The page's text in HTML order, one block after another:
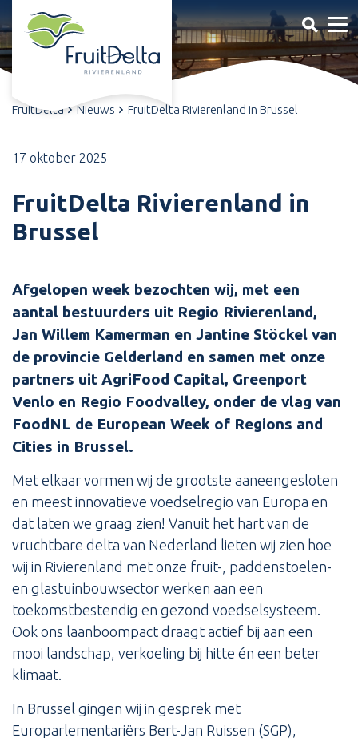
FruitDelta Nieuws FruitDelta Rivierenland in Brussel
17 oktober 2025
FruitDelta Rivierenland in
Brussel
Afgelopen week bezochten wij, met een
aantal bestuurders uit Regio Rivierenland,
Jan Willem Kamerman en Jantine Stöckel van
de provincie Gelderland en samen met onze
partners uit AgriFood Capital, Greenport
Venlo en Regio Foodvalley, onder de vlag van
FoodNL de European Week of Regions and
Cities in Brussel.
Met elkaar vormen wij de grootste aaneengesloten
en meest innovatieve voedselregio van Europa en
dat laten we graag zien! Vanuit het hart van de
vruchtbare delta van Nederland lieten wij zien hoe
wij in Rivierenland met onze fruit-, paddenstoelen-
en glastuinbouwsector werken aan een
toekomstbestendig en gezond voedselsysteem.
Ook ons laanboompact draagt actief bij aan een
mooi landschap, verkoeling bij hitte én een beter
klimaat.
In Brussel gingen wij in gesprek met
Europarlementariërs Bert-Jan Ruissen (SGP),